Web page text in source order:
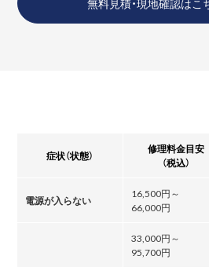
症状（状態）
修理料金目安
（税込）
電源が入らない
16,500円～
66,000円
33,000円～
95,700円